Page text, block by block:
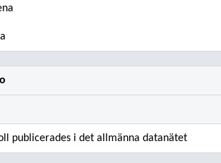
publicerades i det allmänna datanätet